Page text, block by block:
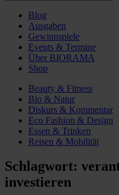
Blog
Ausgaben
Gewinnspiele
Events & Termine
Über BIORAMA
Shop
Beauty & Fitness
Bio & Natur
Diskurs & Kommentar
Eco Fashion & Design
Essen & Trinken
Reisen & Mobilität
Schlagwort:
investieren